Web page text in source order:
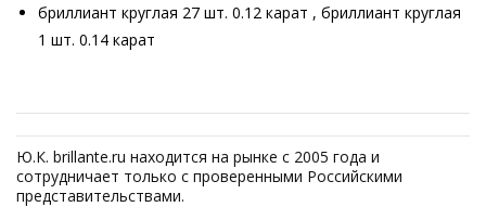
бриллиант круглая 27 шт. 0.12 карат , бриллиант круглая
1 шт. 0.14 карат
Ю.К. brillante.ru находится на рынке с 2005 года и
сотрудничает только с проверенными Российскими
представительствами.